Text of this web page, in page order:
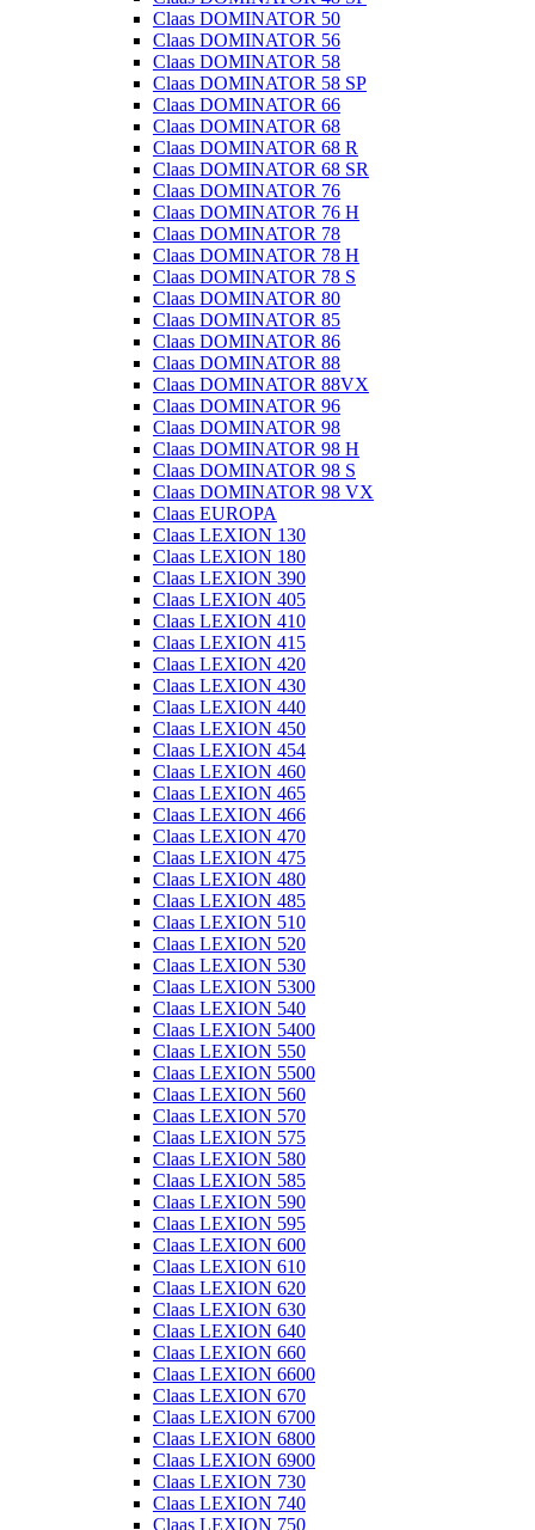
Claas DOMINATOR 50
Claas DOMINATOR 56
Claas DOMINATOR 58
Claas DOMINATOR 58 SP
Claas DOMINATOR 66
Claas DOMINATOR 68
Claas DOMINATOR 68 R
Claas DOMINATOR 68 SR
Claas DOMINATOR 76
Claas DOMINATOR 76 H
Claas DOMINATOR 78
Claas DOMINATOR 78 H
Claas DOMINATOR 78 S
Claas DOMINATOR 80
Claas DOMINATOR 85
Claas DOMINATOR 86
Claas DOMINATOR 88
Claas DOMINATOR 88VX
Claas DOMINATOR 96
Claas DOMINATOR 98
Claas DOMINATOR 98 H
Claas DOMINATOR 98 S
Claas DOMINATOR 98 VX
Claas EUROPA
Claas LEXION 130
Claas LEXION 180
Claas LEXION 390
Claas LEXION 405
Claas LEXION 410
Claas LEXION 415
Claas LEXION 420
Claas LEXION 430
Claas LEXION 440
Claas LEXION 450
Claas LEXION 454
Claas LEXION 460
Claas LEXION 465
Claas LEXION 466
Claas LEXION 470
Claas LEXION 475
Claas LEXION 480
Claas LEXION 485
Claas LEXION 510
Claas LEXION 520
Claas LEXION 530
Claas LEXION 5300
Claas LEXION 540
Claas LEXION 5400
Claas LEXION 550
Claas LEXION 5500
Claas LEXION 560
Claas LEXION 570
Claas LEXION 575
Claas LEXION 580
Claas LEXION 585
Claas LEXION 590
Claas LEXION 595
Claas LEXION 600
Claas LEXION 610
Claas LEXION 620
Claas LEXION 630
Claas LEXION 640
Claas LEXION 660
Claas LEXION 6600
Claas LEXION 670
Claas LEXION 6700
Claas LEXION 6800
Claas LEXION 6900
Claas LEXION 730
Claas LEXION 740
Claas LEXION 750